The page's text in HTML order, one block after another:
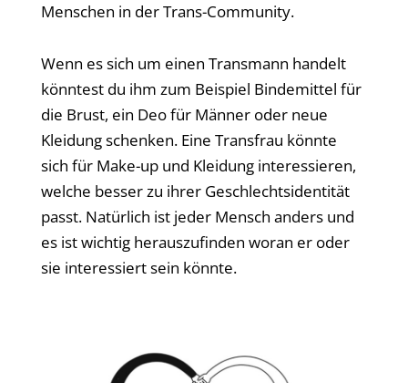
Menschen in der Trans-Community.
Wenn es sich um einen Transmann handelt
könntest du ihm zum Beispiel Bindemittel für
die Brust, ein Deo für Männer oder neue
Kleidung schenken. Eine Transfrau könnte
sich für Make-up und Kleidung interessieren,
welche besser zu ihrer Geschlechtsidentität
passt. Natürlich ist jeder Mensch anders und
es ist wichtig herauszufinden woran er oder
sie interessiert sein könnte.